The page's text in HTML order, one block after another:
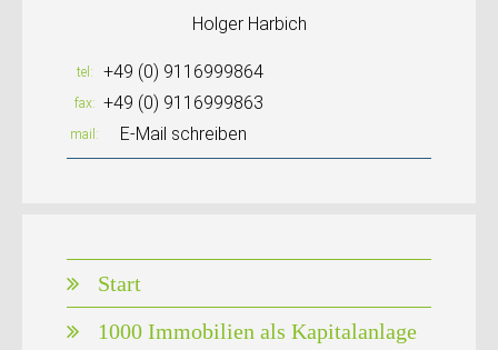
Holger Harbich
tel +49 (0) 9116999864
fax +49 (0) 9116999863
mail E-Mail schreiben
Start
1000 Immobilien als Kapitalanlage